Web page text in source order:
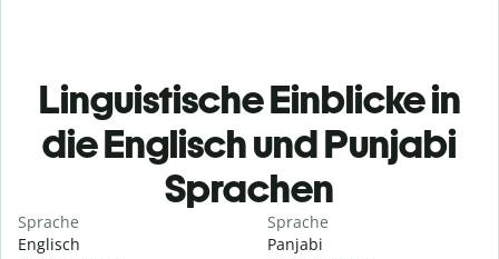
Linguistische Einblicke in
die Englisch und Punjabi
Sprachen
Sprache
Englisch
Sprache
Panjabi